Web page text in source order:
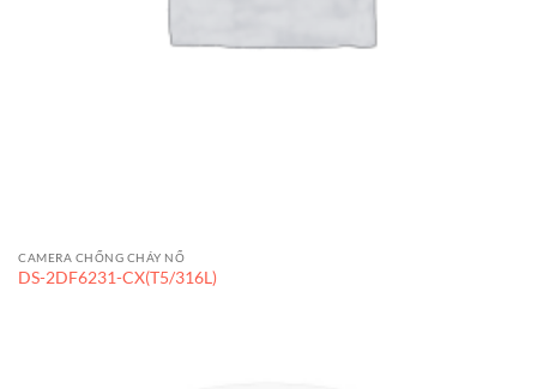
CAMERA CHỐNG CHÁY NỔ
DS-2DF6231-CX(T5/316L)